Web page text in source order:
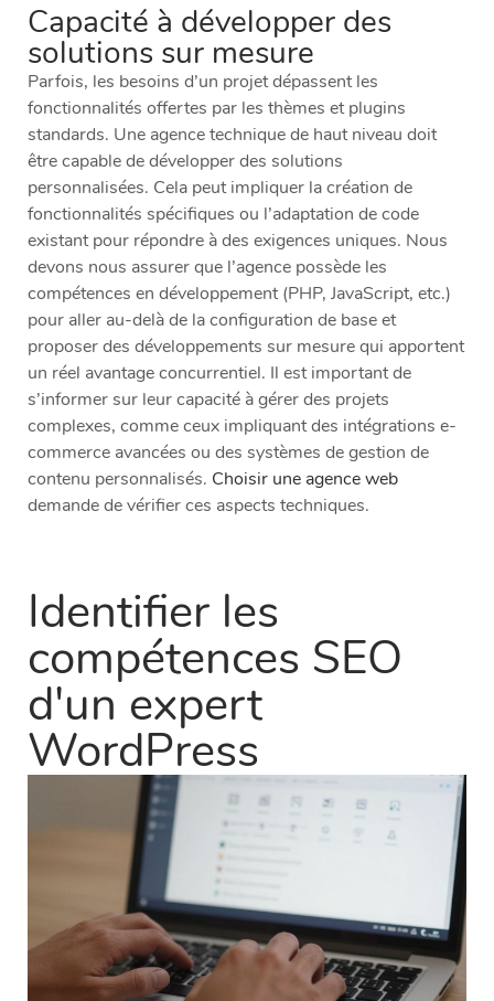
Capacité à développer des
solutions sur mesure
Parfois, les besoins d’un projet dépassent les
fonctionnalités offertes par les thèmes et plugins
standards. Une agence technique de haut niveau doit
être capable de développer des solutions
personnalisées. Cela peut impliquer la création de
fonctionnalités spécifiques ou l’adaptation de code
existant pour répondre à des exigences uniques. Nous
devons nous assurer que l’agence possède les
compétences en développement (PHP, JavaScript, etc.)
pour aller au-delà de la configuration de base et
proposer des développements sur mesure qui apportent
un réel avantage concurrentiel. Il est important de
s’informer sur leur capacité à gérer des projets
complexes, comme ceux impliquant des intégrations e-
commerce avancées ou des systèmes de gestion de
contenu personnalisés. Choisir une agence web
demande de vérifier ces aspects techniques.
Identifier les
compétences SEO
d'un expert
WordPress